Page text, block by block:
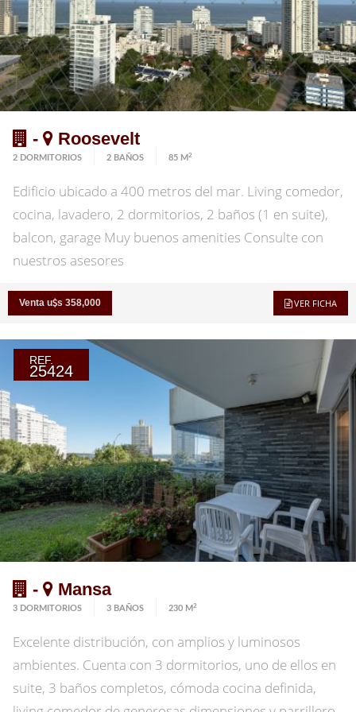
- Roosevelt
2 DORMITORIOS 2 BAÑOS 85 M 2
Edificio ubicado a 400 metros del mar. Living comedor,
cocina, lavadero, 2 dormitorios, 2 baños (1 en suite),
balcon, garage Muy buenos amenities Consulte con
nuestros asesores
Venta u s 358,000 VER FICHA
REF.
25424
- Mansa
3 DORMITORIOS 3 BAÑOS 230 M 2
Excelente distribución, con amplios y luminosos
ambientes. Cuenta con 3 dormitorios, uno de ellos en
suite, 3 baños completos, cómoda cocina definida,